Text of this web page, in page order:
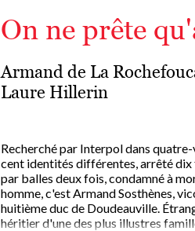
On ne prête
Armand de La
Laure Hillerin
Recherché par Interpol dans
cent identités différentes, arrêté dix
par balles deux fois, condamné à
homme, c'est Armand Sosthènes,
huitième duc de Doudeauville.
héritier d'une des plus illustres